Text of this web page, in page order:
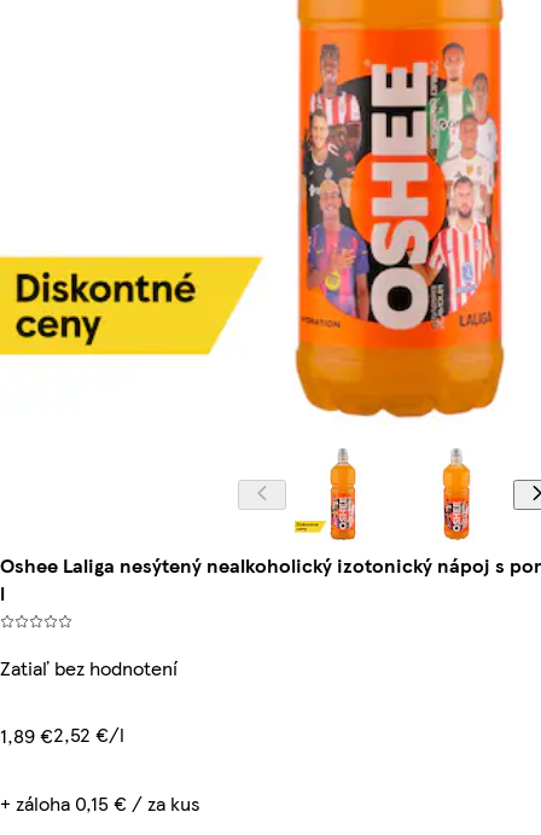
Oshee Laliga nesýtený nealkoholický izotonický nápoj s
l
Zatiaľ bez hodnotení
1,89 €2,52 €/l
+ záloha 0,15 € / za kus